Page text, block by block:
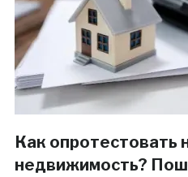
Как опротестовать
недвижимость?